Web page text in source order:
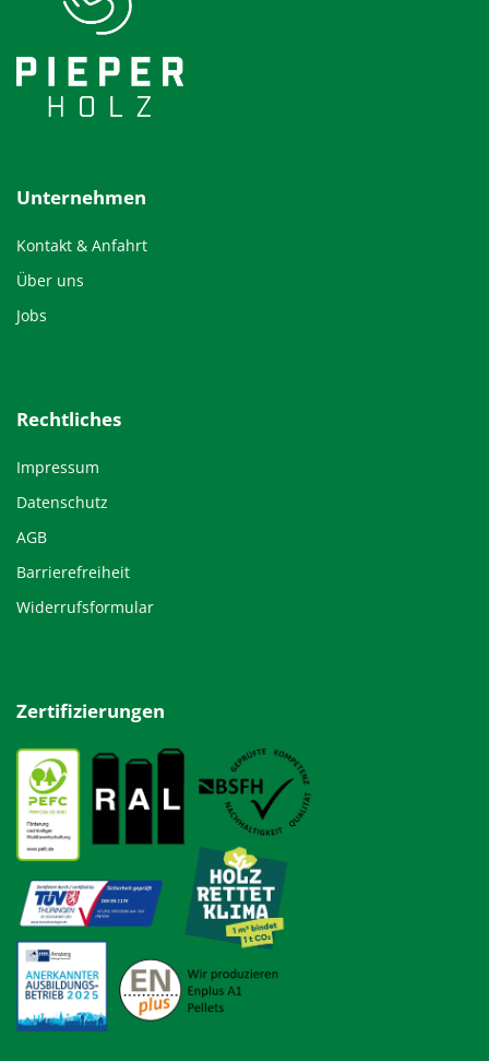
Unternehmen
Kontakt & Anfahrt
Über uns
Jobs
Rechtliches
Impressum
Datenschutz
AGB
Barrierefreiheit
Widerrufsformular
Zertifizierungen